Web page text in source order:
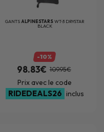
GANTS ALPINESTARSWT-3 DRYSTAR
BLACK
-10%
98.83€ 109.95€
Prix avec le code
RIDEDEALS26 inclus